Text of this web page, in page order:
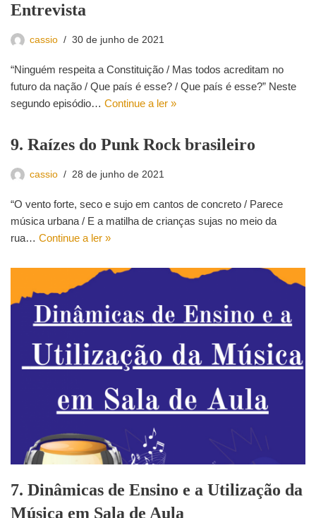
Entrevista
cassio 30 de junho de 2021
“Ninguém respeita a Constituição / Mas todos acreditam no
futuro da nação / Que país é esse? / Que país é esse?” Neste
segundo episódio… Continue a ler »
9. Raízes do Punk Rock brasileiro
cassio 28 de junho de 2021
“O vento forte, seco e sujo em cantos de concreto / Parece
música urbana / E a matilha de crianças sujas no meio da
rua… Continue a ler »
7. Dinâmicas de Ensino e a Utilização da
Música em Sala de Aula